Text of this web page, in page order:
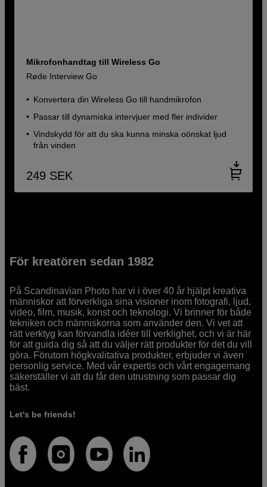
Mikrofonhandtag till Wireless Go
Røde Interview Go
Konvertera din Wireless Go till handmikrofon
Passar till dynamiska intervjuer med fler individer
Vindskydd för att du ska kunna minska oönskat ljud
från vinden
249 SEK
För kreatören sedan 1982
På Scandinavian Photo har vi i över 40 år hjälpt kreativa
människor att förverkliga sina visioner inom fotografi, ljud,
video, film, musik, konst och teknologi. Vi brinner för både
tekniken och människorna som använder den. Vi vet att
rätt verktyg kan förvandla idéer till verklighet, och vi är här
för att guida dig så att du väljer rätt produkter för det du vill
göra. Förutom högkvalitativa produkter, erbjuder vi även
personlig service. Med vår expertis och vårt engagemang
säkerställer vi att du får den utrustning som passar dig
bäst.
Let's be friends!